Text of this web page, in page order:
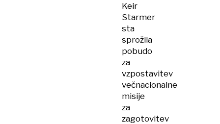
Keir
Starmer
sta
sprožila
pobudo
za
vzpostavitev
večnacionalne
misije
za
zagotovitev